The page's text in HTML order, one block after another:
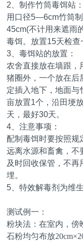
2、制作竹筒毒饵站：
用口径5—6cm竹筒
45cm(不计用来遮雨
毒饵。放置15天检查
3、毒饵站的放置：
农舍直接放在墙跟，
猪圈外，一个放在后
定插入地下，地面
亩放置1个，沿田埂
天，最好30天。
4、注意事项：
配制毒饵时要按照规
远离水源和畜禽，不
及时回收保管，不再
埋。
5、特效解毒剂为维
测试例一：
粉块法：在室内，傍
石粉均匀布放20cm×